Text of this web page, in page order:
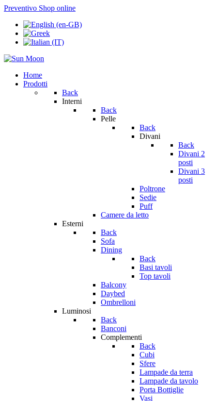
Preventivo Shop online
Home
Prodotti
Back
Interni
Back
Pelle
Back
Divani
Back
Divani 2
posti
Divani 3
posti
Poltrone
Sedie
Puff
Camere da letto
Esterni
Back
Sofa
Dining
Back
Basi tavoli
Top tavoli
Balcony
Daybed
Ombrelloni
Luminosi
Back
Banconi
Complementi
Back
Cubi
Sfere
Lampade da terra
Lampade da tavolo
Porta Bottiglie
Vasi